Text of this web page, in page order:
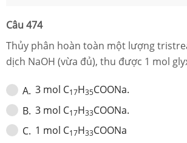
Câu 474
Thủy phân hoàn toàn một lượng
dịch NaOH (vừa đủ), thu được 1 mol
A. 3 mol C17H35COONa.
B. 3 mol C17H33COONa.
C. 1 mol C17H33COONa